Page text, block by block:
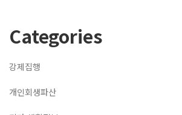
Categories
강제집행
개인회생파산